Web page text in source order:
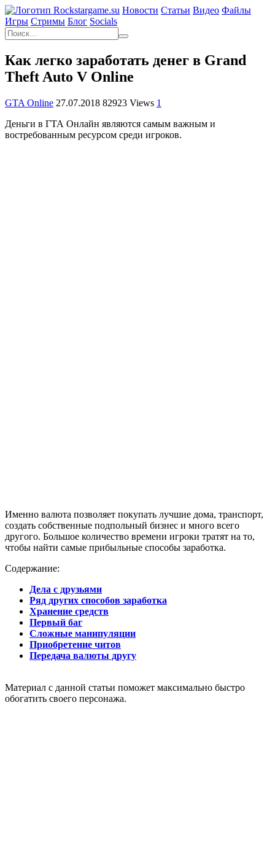
Новости Статьи Видео Файлы
Игры Cтримы Блог Socials
Как легко заработать денег в Grand
Theft Auto V Online
GTA Online 27.07.2018 82923 Views 1
Деньги в ГТА Онлайн являются самым важным и
востребованным ресурсом среди игроков.
Именно валюта позволяет покупать лучшие дома, транспорт,
создать собственные подпольный бизнес и много всего
другого. Большое количество времени игроки тратят на то,
чтобы найти самые прибыльные способы заработка.
Содержание:
Дела с друзьями
Ряд других способов заработка
Хранение средств
Первый баг
Сложные манипуляции
Приобретение читов
Передача валюты другу
Материал с данной статьи поможет максимально быстро
обогатить своего персонажа.